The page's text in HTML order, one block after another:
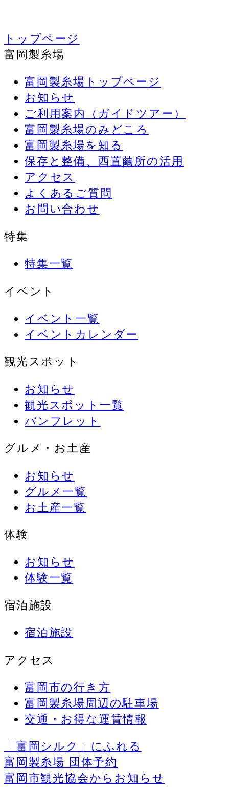
トップページ
富岡製糸場
富岡製糸場トップページ
お知らせ
ご利用案内（ガイドツアー）
富岡製糸場のみどころ
富岡製糸場を知る
保存と整備、西置繭所の活用
アクセス
よくあるご質問
お問い合わせ
特集
特集一覧
イベント
イベント一覧
イベントカレンダー
観光スポット
お知らせ
観光スポット一覧
パンフレット
グルメ・お土産
お知らせ
グルメ一覧
お土産一覧
体験
お知らせ
体験一覧
宿泊施設
宿泊施設
アクセス
富岡市の行き方
富岡製糸場周辺の駐車場
交通・お得な運賃情報
「富岡シルク」にふれる
富岡製糸場 団体予約
富岡市観光協会からお知らせ